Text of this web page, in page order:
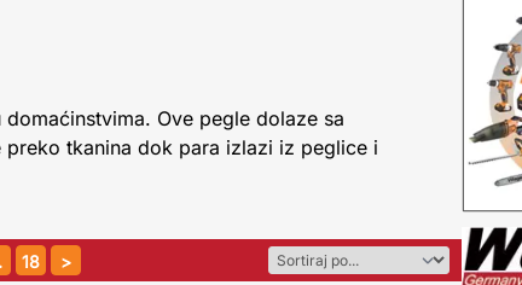
Ove pegle dolaze sa
tkanina dok para izlazi iz peglice i
18